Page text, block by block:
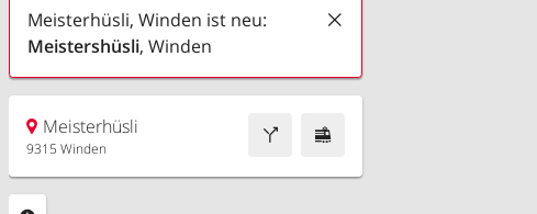
Meisterhüsli, Winden ist neu:
Meistershüsli, Winden
Meisterhüsli
9315 Winden